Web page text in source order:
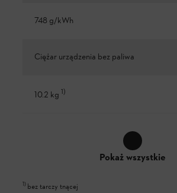
748 g/kWh
Ciężar urządzenia bez paliwa
10.2 kg 1)
Pokaż wszystkie
1) bez tarczy tnącej